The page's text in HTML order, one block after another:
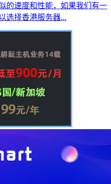
的速度和性能，如果我们有一
选择香港服务器...